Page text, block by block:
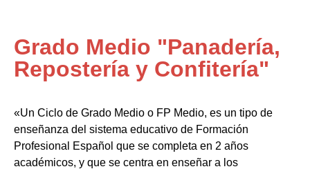
Grado Medio "Panadería,
Repostería y Confitería"
«Un Ciclo de Grado Medio o FP Medio, es un tipo de
enseñanza del sistema educativo de Formación
Profesional Español que se completa en 2 años
académicos, y que se centra en enseñar a los